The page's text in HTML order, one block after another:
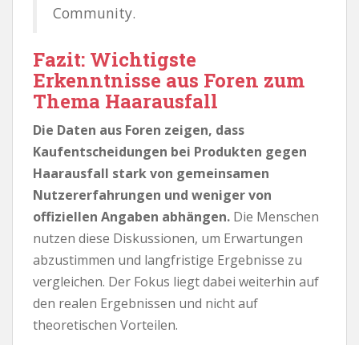
Community.
Fazit: Wichtigste
Erkenntnisse aus Foren zum
Thema Haarausfall
Die Daten aus Foren zeigen, dass
Kaufentscheidungen bei Produkten gegen
Haarausfall stark von gemeinsamen
Nutzererfahrungen und weniger von
offiziellen Angaben abhängen. Die Menschen
nutzen diese Diskussionen, um Erwartungen
abzustimmen und langfristige Ergebnisse zu
vergleichen. Der Fokus liegt dabei weiterhin auf
den realen Ergebnissen und nicht auf
theoretischen Vorteilen.